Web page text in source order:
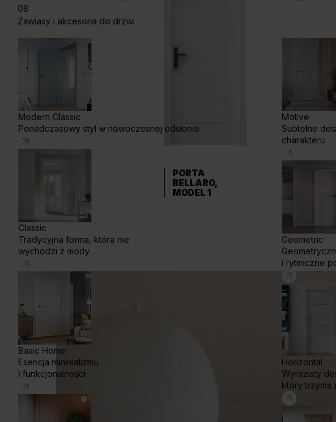
08
Zawiasy i akcesoria do drzwi
Modern Classic
Ponadczasowy styl w nowoczesnej odsłonie
Classic
Tradycyjna forma, która nie
wychodzi z mody.
Basic Home
Esencja minimalizmu
i funkcjonalności
Motive
Subtelne
charakteru
Geometric
i rytmiczne
Horizontal
Wyrazisty
który trzyma
PORTA
BELLARO,
MODEL 1